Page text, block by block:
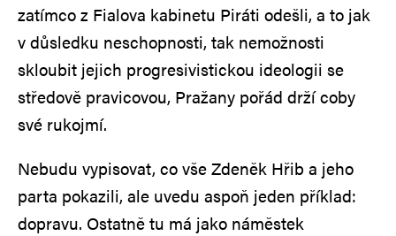
zatímco z Fialova kabinetu Piráti odešli, a to jak
v důsledku neschopnosti, tak nemožnosti
skloubit jejich progresivistickou ideologii se
středově pravicovou, Pražany pořád drží coby
své rukojmí.
Nebudu vypisovat, co vše Zdeněk Hřib a jeho
parta pokazili, ale uvedu aspoň jeden příklad:
dopravu. Ostatně tu má jako náměstek